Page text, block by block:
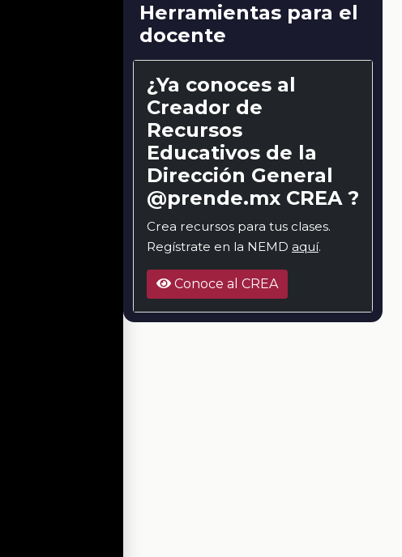
Herramientas para el
docente
¿Ya conoces al
Creador de
Recursos
Educativos de la
Dirección General
@prende.mx CREA ?
Crea recursos para tus clases.
Regístrate en la NEMD aquí.
Conoce al CREA